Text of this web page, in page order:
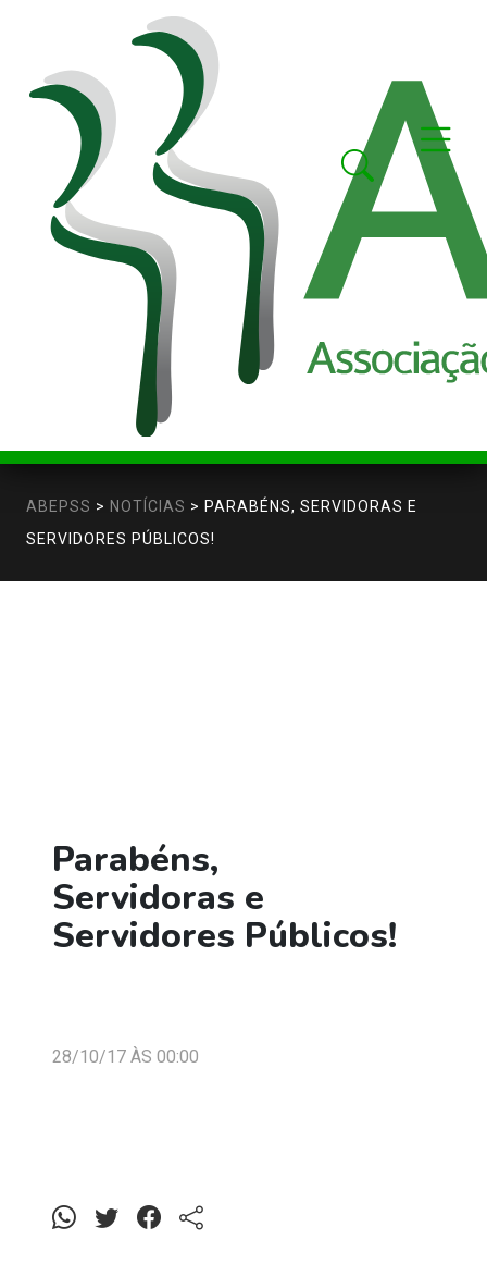
ABEPSS > NOTÍCIAS > PARABÉNS, SERVIDORAS E
SERVIDORES PÚBLICOS!
Parabéns,
Servidoras e
Servidores Públicos!
28/10/17 ÀS 00:00